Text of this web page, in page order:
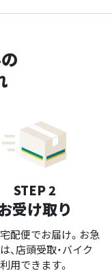
STEP 2
受け取り
配便でお届け。お急
、店頭受取・バイク
用できます。